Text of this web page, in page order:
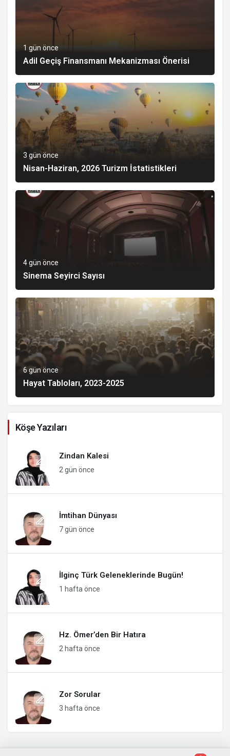
1 gün önce
Adil Geçiş Finansmanı Mekanizması Önerisi
3 gün önce
Nisan-Haziran, 2026 Turizm İstatistikleri
4 gün önce
Sinema Seyirci Sayısı
6 gün önce
Hayat Tabloları, 2023-2025
Köşe Yazıları
Zindan Kalesi
2 gün önce
İmtihan Dünyası
7 gün önce
İlginç Türk Geleneklerinde Bugün!
1 hafta önce
Hz. Ömer’den Bir Hatıra
2 hafta önce
Zor Sorular
3 hafta önce